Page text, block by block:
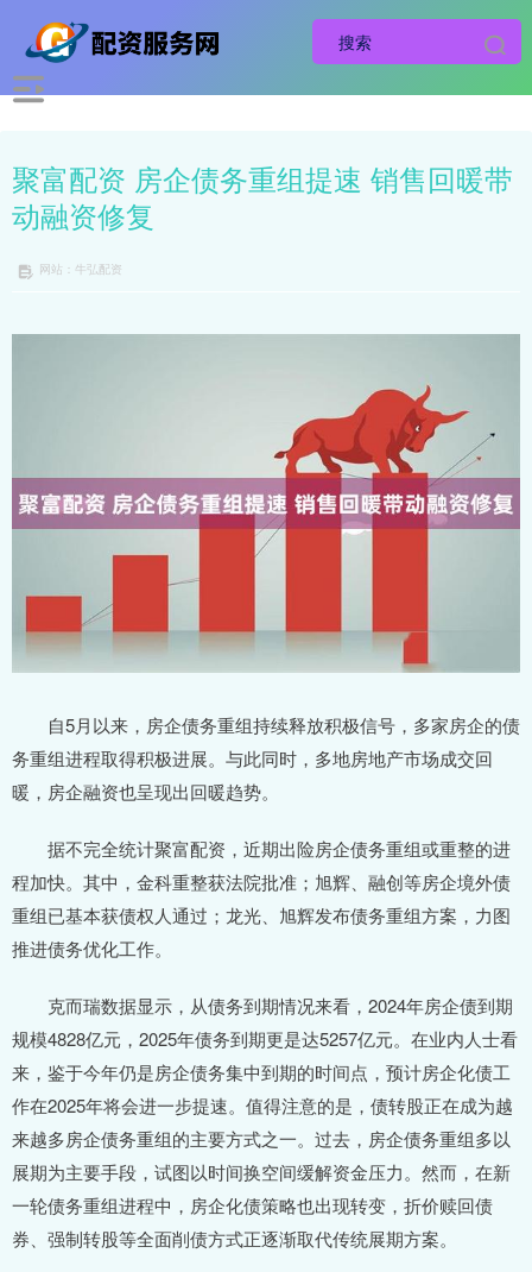
聚富配资 房企债务重组提速 销售回暖带
动融资修复
网站：牛弘配资
自5月以来，房企债务重组持续释放积极信号，多家房企的债
务重组进程取得积极进展。与此同时，多地房地产市场成交回
暖，房企融资也呈现出回暖趋势。
据不完全统计聚富配资，近期出险房企债务重组或重整的进
程加快。其中，金科重整获法院批准；旭辉、融创等房企境外债
重组已基本获债权人通过；龙光、旭辉发布债务重组方案，力图
推进债务优化工作。
克而瑞数据显示，从债务到期情况来看，2024年房企债到期
规模4828亿元，2025年债务到期更是达5257亿元。在业内人士看
来，鉴于今年仍是房企债务集中到期的时间点，预计房企化债工
作在2025年将会进一步提速。值得注意的是，债转股正在成为越
来越多房企债务重组的主要方式之一。过去，房企债务重组多以
展期为主要手段，试图以时间换空间缓解资金压力。然而，在新
一轮债务重组进程中，房企化债策略也出现转变，折价赎回债
券、强制转股等全面削债方式正逐渐取代传统展期方案。